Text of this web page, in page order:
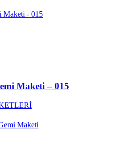
Maketi – 015